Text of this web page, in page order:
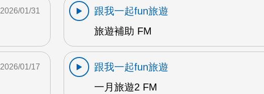
2026/01/31
跟我一起fun旅遊
旅遊補助 FM
2026/01/17
跟我一起fun旅遊
一月旅遊2 FM